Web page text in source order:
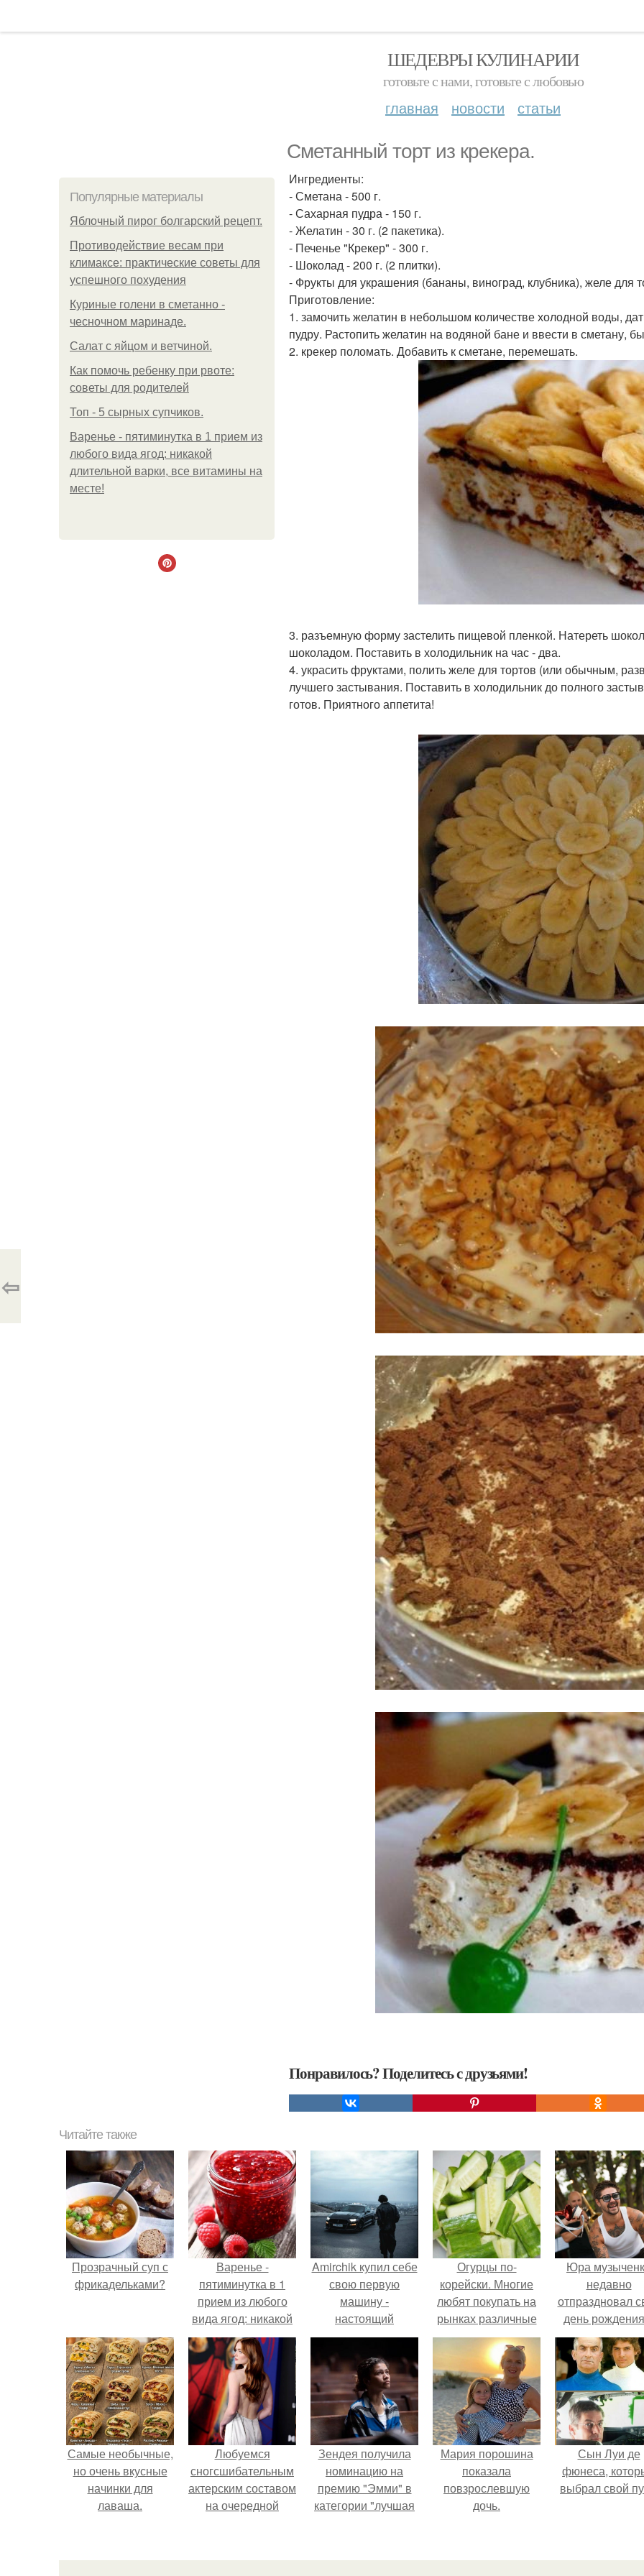
ШЕДЕВРЫ КУЛИНАРИИ
готовьте с нами, готовьте с любовью
главная новости статьи
Сметанный торт из крекера.
Популярные материалы
Яблочный пирог болгарский рецепт.
Противодействие весам при
климаксе: практические советы для
успешного похудения
Куриные голени в сметанно -
чесночном маринаде.
Салат с яйцом и ветчиной.
Как помочь ребенку при рвоте:
советы для родителей
Топ - 5 сырных супчиков.
Варенье - пятиминутка в 1 прием из
любого вида ягод: никакой
длительной варки, все витамины на
месте!
Ингредиенты:
- Сметана - 500 г.
- Сахарная пудра - 150 г.
- Желатин - 30 г. (2 пакетика).
- Печенье "Крекер" - 300 г.
- Шоколад - 200 г. (2 плитки).
- Фрукты для украшения (бананы, виноград, клубника), желе для
Приготовление:
1. замочить желатин в небольшом количестве холодной воды,
пудру. Растопить желатин на водяной бане и ввести в сметану,
2. крекер поломать. Добавить к сметане, перемешать.
3. разъемную форму застелить пищевой пленкой. Натереть
шоколадом. Поставить в холодильник на час - два.
4. украсить фруктами, полить желе для тортов (или обычным,
лучшего застывания. Поставить в холодильник до полного
готов. Приятного аппетита!
Понравилось? Поделитесь с друзьями!
⇦
Читайте также
Прозрачный суп с
фрикадельками?
Варенье -
пятиминутка в 1
прием из любого
вида ягод: никакой
длительной варки,
все витамины на
месте!
Amirchik купил себе
свою первую
машину -
настоящий
автомобиль мечты
для многих
автолюбителей.
Огурцы по-
корейски. Многие
любят покупать на
рынках различные
овощные салаты
по-корейски.
Юра
недавно
отпраздновал
день
кругу самых
близких и
людей.
Самые необычные,
но очень вкусные
начинки для
лаваша.
Любуемся
сногсшибательным
актерским составом
на очередной
Зендея получила
номинацию на
премию "Эмми" в
категории "лучшая
сериале" за третий
Мария порошина
показала
повзрослевшую
дочь.
Сын Луи де
фюнеса,
выбрал свой